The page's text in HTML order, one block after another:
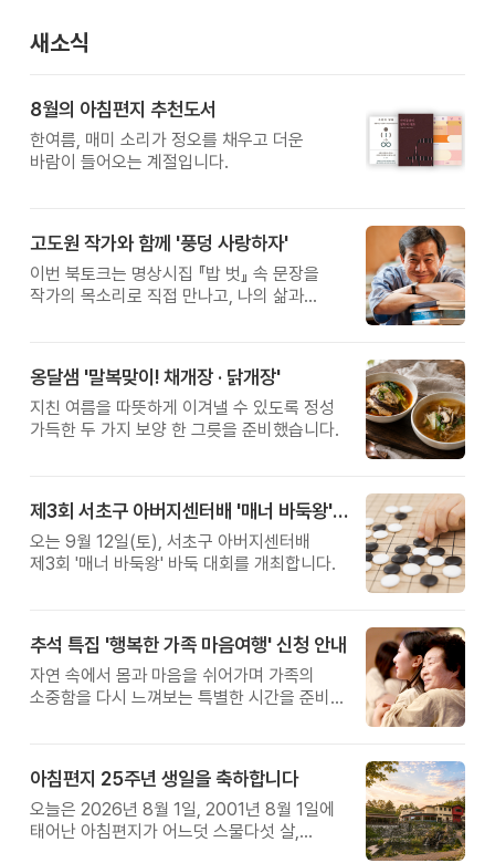
새소식
8월의 아침편지 추천도서
한여름, 매미 소리가 정오를 채우고 더운
바람이 들어오는 계절입니다.
고도원 작가와 함께 '풍덩 사랑하자'
이번 북토크는 명상시집 『밥 벗』 속 문장을
작가의 목소리로 직접 만나고, 나의 삶과
옹달샘 '말복맞이! 채개장 · 닭개장'
지친 여름을 따뜻하게 이겨낼 수 있도록 정성
가득한 두 가지 보양 한 그릇을 준비했습니다.
제3회 서초구 아버지센터배 '매너 바둑왕' 대회
오는 9월 12일(토), 서초구 아버지센터배
제3회 '매너 바둑왕' 바둑 대회를 개최합니다.
추석 특집 '행복한 가족 마음여행' 신청 안내
자연 속에서 몸과 마음을 쉬어가며 가족의
소중함을 다시 느껴보는 특별한 시간을 준비해
아침편지 25주년 생일을 축하합니다
오늘은 2026년 8월 1일, 2001년 8월 1일에
태어난 아침편지가 어느덧 스물다섯 살,